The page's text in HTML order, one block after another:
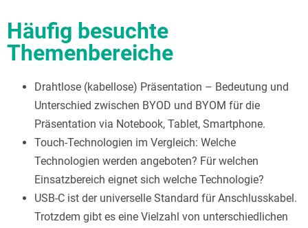
Häufig besuchte
Themenbereiche
Drahtlose (kabellose) Präsentation – Bedeutung und
Unterschied zwischen BYOD und BYOM für die
Präsentation via Notebook, Tablet, Smartphone.
Touch-Technologien im Vergleich: Welche
Technologien werden angeboten? Für welchen
Einsatzbereich eignet sich welche Technologie?
USB-C ist der universelle Standard für Anschlusskabel.
Trotzdem gibt es eine Vielzahl von unterschiedlichen